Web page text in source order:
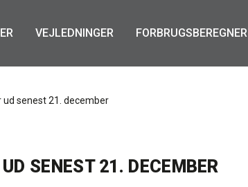
VEJLEDNINGER FORBRUGSBEREGNER
senest 21. december
SENEST 21. DECEMBER